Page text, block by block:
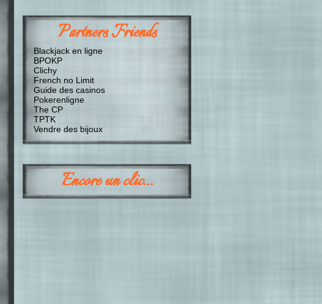
Partners Friends
Blackjack en ligne
BPOKP
Clichy
French no Limit
Guide des casinos
Pokerenligne
The CP
TPTK
Vendre des bijoux
Encore un clic…